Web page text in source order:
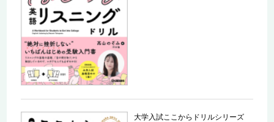
大学入試ここからドリルシリーズ